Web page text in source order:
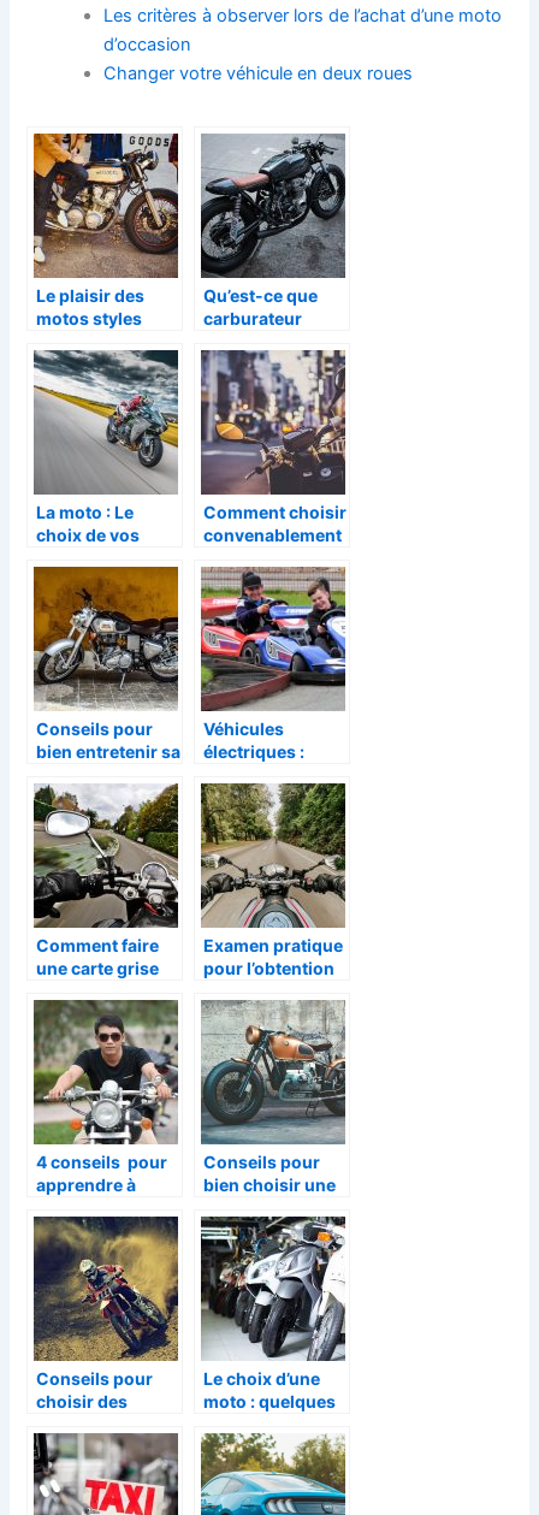
Les critères à observer lors de l’achat d’une moto
d’occasion
Changer votre véhicule en deux roues
Le plaisir des
motos styles
découvrir
Qu’est-ce que
carburateur
La moto : Le
choix de vos
Comment choisir
convenablement
Conseils pour
bien entretenir sa
Véhicules
électriques :
version “green”
Comment faire
une carte grise
Examen pratique
pour l’obtention
: comment le
réussir ?
4 conseils pour
apprendre à
moto
Conseils pour
bien choisir une
Conseils pour
choisir des
Le choix d’une
moto : quelques
essentiels a
prendre en
compte